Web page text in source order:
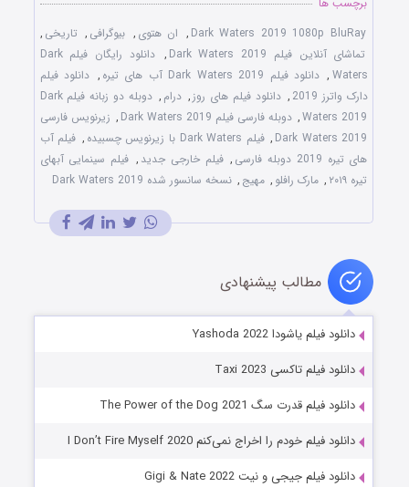
Dark Waters 2019 1080p BluRay
, ان هتوی , بیوگرافی , تاریخی ,
تماشای آنلاین فیلم Dark Waters 2019
,
دانلود رایگان فیلم Dark
Waters
, دانلود فیلم Dark Waters 2019 آب‌ های تیره , دانلود فیلم
دارک واترز 2019
, دانلود فیلم های روز , درام ,
دوبله دو زبانه فیلم Dark
Waters 2019
, دوبله فارسی فیلم Dark Waters 2019 , زیرنویس فارسی
Dark Waters 2019
, فیلم Dark Waters با زیرنویس چسبیده , فیلم آب‌
های تیره 2019 دوبله فارسی
, فیلم خارجی جدید , فیلم سینمایی آبهای
تیره ۲۰۱۹
, مارک رافلو , مهیج , نسخه سانسور شده Dark Waters 2019
مطالب پیشنهادی
دانلود فیلم یاشودا Yashoda 2022
دانلود فیلم تاکسی Taxi 2023
دانلود فیلم قدرت سگ The Power of the Dog 2021
دانلود فیلم خودم را اخراج نمی‌کنم I Don’t Fire Myself 2020
دانلود فیلم جیجی و نیت Gigi & Nate 2022